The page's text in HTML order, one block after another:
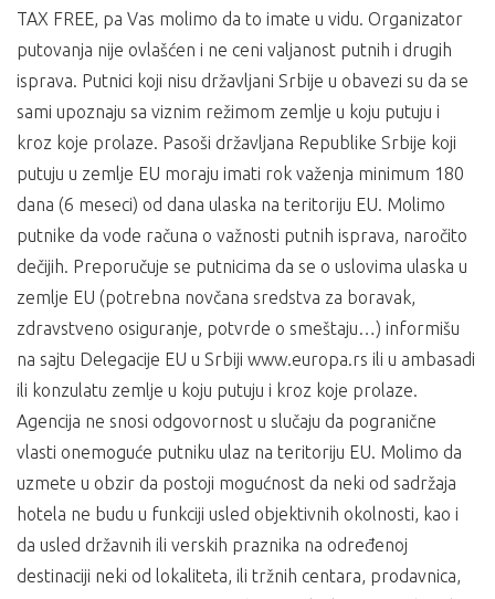
TAX FREE, pa Vas molimo da to imate u vidu. Organizator
putovanja nije ovlašćen i ne ceni valjanost putnih i drugih
isprava. Putnici koji nisu državljani Srbije u obavezi su da se
sami upoznaju sa viznim režimom zemlje u koju putuju i
kroz koje prolaze. Pasoši državljana Republike Srbije koji
putuju u zemlje EU moraju imati rok važenja minimum 180
dana (6 meseci) od dana ulaska na teritoriju EU. Molimo
putnike da vode računa o važnosti putnih isprava, naročito
dečijih. Preporučuje se putnicima da se o uslovima ulaska u
zemlje EU (potrebna novčana sredstva za boravak,
zdravstveno osiguranje, potvrde o smeštaju…) informišu
na sajtu Delegacije EU u Srbiji www.europa.rs ili u ambasadi
ili konzulatu zemlje u koju putuju i kroz koje prolaze.
Agencija ne snosi odgovornost u slučaju da pogranične
vlasti onemoguće putniku ulaz na teritoriju EU. Molimo da
uzmete u obzir da postoji mogućnost da neki od sadržaja
hotela ne budu u funkciji usled objektivnih okolnosti, kao i
da usled državnih ili verskih praznika na određenoj
destinaciji neki od lokaliteta, ili tržnih centara, prodavnica,